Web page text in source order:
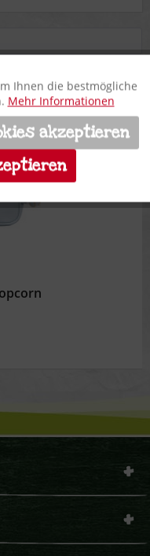
12%**
Aktiv
Inaktiv
Inaktiv
Ihnen die bestmögliche
Mehr Informationen
akzeptieren